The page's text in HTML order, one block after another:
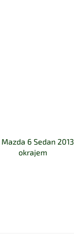
6 Sedan
okrajem